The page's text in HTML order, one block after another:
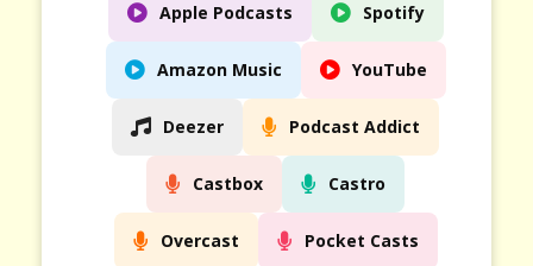
Apple Podcasts Spotify
Amazon Music YouTube
Deezer Podcast Addict
Castbox Castro
Overcast Pocket Casts